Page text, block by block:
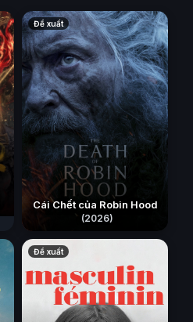
Đề xuất
Cái Chết của Robin Hood
(2026)
Đề xuất